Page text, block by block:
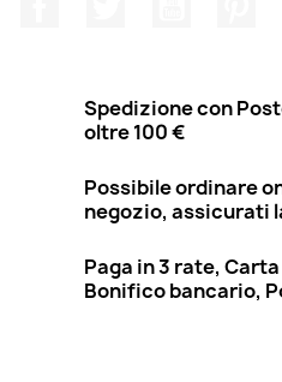
Spedizione con
oltre 100 €
Possibile ordinare
negozio, assicurati
Paga in 3 rate,
Bonifico bancario,